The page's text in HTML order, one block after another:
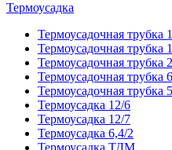
Термоусадка
Термоусадочная трубка
Термоусадочная трубка
Термоусадочная трубка
Термоусадочная трубка
Термоусадочная трубка
Термоусадка 12/6
Термоусадка 12/7
Термоусадка 6,4/2
Термоусадка ТДМ